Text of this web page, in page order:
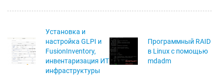
Установка и
настройка GLPI и
FusionInventory,
инвентаризация ИТ
инфраструктуры
Программный RAID
в Linux с помощью
mdadm